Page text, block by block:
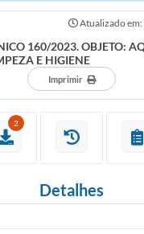
OUTROS SERVIÇOS
Atualizado
160/2023. OBJETO:
E HIGIENE
Imprimir
2
Detalhes